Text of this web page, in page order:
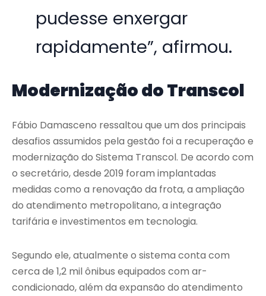
pudesse enxergar
rapidamente”, afirmou.
Modernização do Transcol
Fábio Damasceno ressaltou que um dos principais
desafios assumidos pela gestão foi a recuperação e
modernização do Sistema Transcol. De acordo com
o secretário, desde 2019 foram implantadas
medidas como a renovação da frota, a ampliação
do atendimento metropolitano, a integração
tarifária e investimentos em tecnologia.
Segundo ele, atualmente o sistema conta com
cerca de 1,2 mil ônibus equipados com ar-
condicionado, além da expansão do atendimento